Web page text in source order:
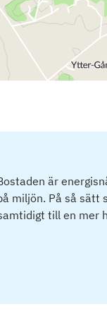
är
miljön. På så sätt
till en mer